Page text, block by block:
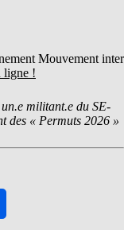
Mouvement inter
ligne !
militant.e du SE-
des « Permuts 2026 »